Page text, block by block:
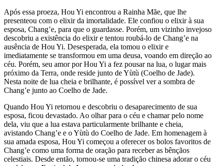
Após essa proeza, Hou Yi encontrou a Rainha Mãe, que lhe
presenteou com o elixir da imortalidade. Ele confiou o elixir à sua
esposa, Chang’e, para que o guardasse. Porém, um vizinho invejoso
descobriu a existência do elixir e tentou roubá-lo de Chang’e na
ausência de Hou Yi. Desesperada, ela tomou o elixir e
imediatamente se transformou em uma deusa, voando em direção ao
céu. Porém, seu amor por Hou Yi a fez pousar na lua, o lugar mais
próximo da Terra, onde reside junto de Yùtù (Coelho de Jade).
Nesta noite de lua cheia e brilhante, é possível ver a sombra de
Chang’e junto ao Coelho de Jade.
Quando Hou Yi retornou e descobriu o desaparecimento de sua
esposa, ficou devastado. Ao olhar para o céu e chamar pelo nome
dela, viu que a lua estava particularmente brilhante e cheia,
avistando Chang’e e o Yùtù do Coelho de Jade. Em homenagem à
sua amada esposa, Hou Yi começou a oferecer os bolos favoritos de
Chang’e como uma forma de oração para receber as bênçãos
celestiais. Desde então, tornou-se uma tradição chinesa adorar o céu